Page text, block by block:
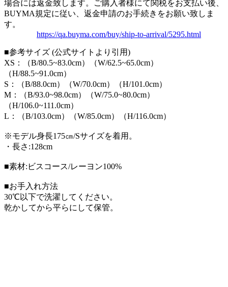
場合には返金致します。ご購入者様にて関税をお支払い後、
BUYMA規定に従い、返金申請のお手続きをお願い致しま
す。
https://qa.buyma.com/buy/ship-to-arrival/5295.html
■参考サイズ (公式サイトより引用)
XS：（B/80.5~83.0cm）（W/62.5~65.0cm）
（H/88.5~91.0cm）
S：（B/88.0cm）（W/70.0cm）（H/101.0cm）
M：（B/93.0~98.0cm）（W/75.0~80.0cm）
（H/106.0~111.0cm）
L：（B/103.0cm）（W/85.0cm）（H/116.0cm）
※モデル身長175㎝/Sサイズを着用。
・長さ:128cm
■素材:ビスコース/レーヨン100%
■お手入れ方法
30℃以下で洗濯してください。
乾かしてから平らにして保管。